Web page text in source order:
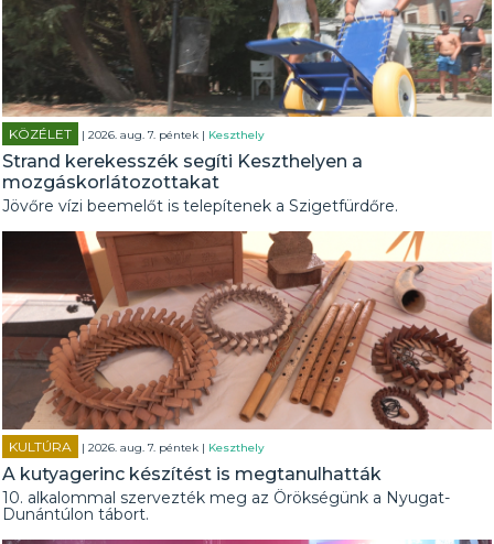
KÖZÉLET | 2026. aug. 7. péntek | Keszthely
Strand kerekesszék segíti Keszthelyen a
mozgáskorlátozottakat
Jövőre vízi beemelőt is telepítenek a Szigetfürdőre.
KULTÚRA | 2026. aug. 7. péntek | Keszthely
A kutyagerinc készítést is megtanulhatták
10. alkalommal szervezték meg az Örökségünk a Nyugat-
Dunántúlon tábort.